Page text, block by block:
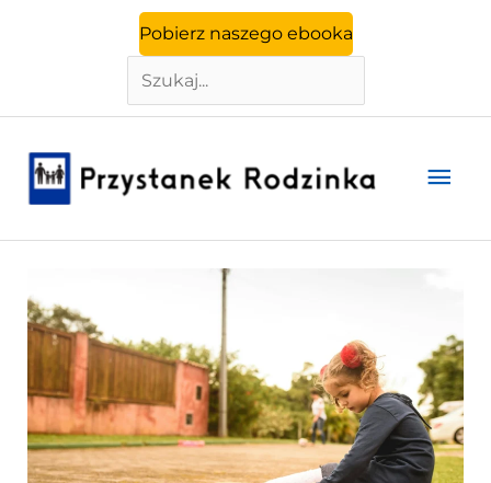
Pobierz naszego ebooka
Szukaj